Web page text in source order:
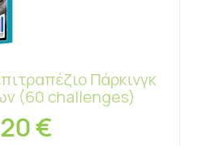
Πάρκινγκ
(60 challenges)
20 €